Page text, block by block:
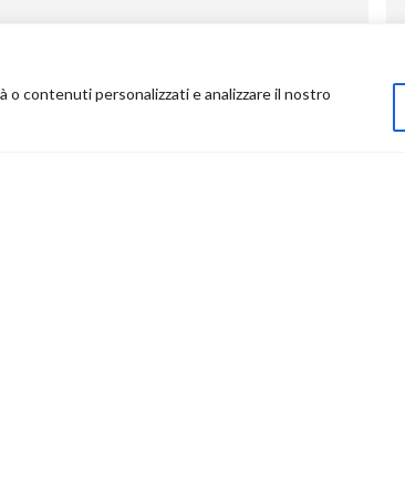
o contenuti personalizzati e analizzare il nostro